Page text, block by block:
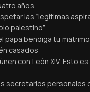
años
las “legítimas
palestino”
papa bendiga tu
casados
con León XIV. Esto
secretarios personales